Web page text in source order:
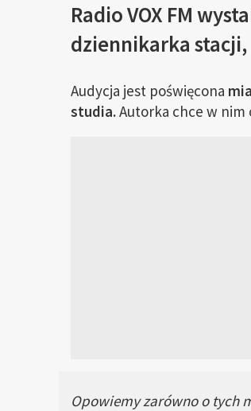
Radio VOX FM
dziennikarka
Audycja jest poświęcona
studia.Autorka chce w nim
Opowiemy zarówno o tych